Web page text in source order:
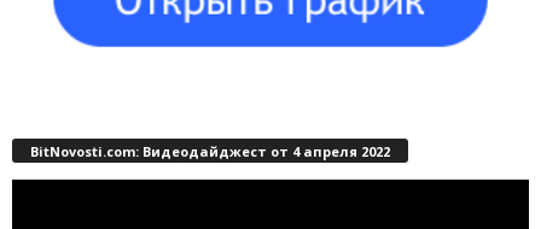
BitNovosti.com: Видеодайджест от 4 апреля 2022